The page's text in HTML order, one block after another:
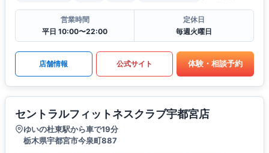
営業時間
平日 10:00〜22:00
定休日
毎週火曜日
店舗情報 公式サイト 体験・相談予約
セントラルフィットネスクラブ宇都宮店
ゆいの杜東駅から車で19分
栃木県宇都宮市今泉町887